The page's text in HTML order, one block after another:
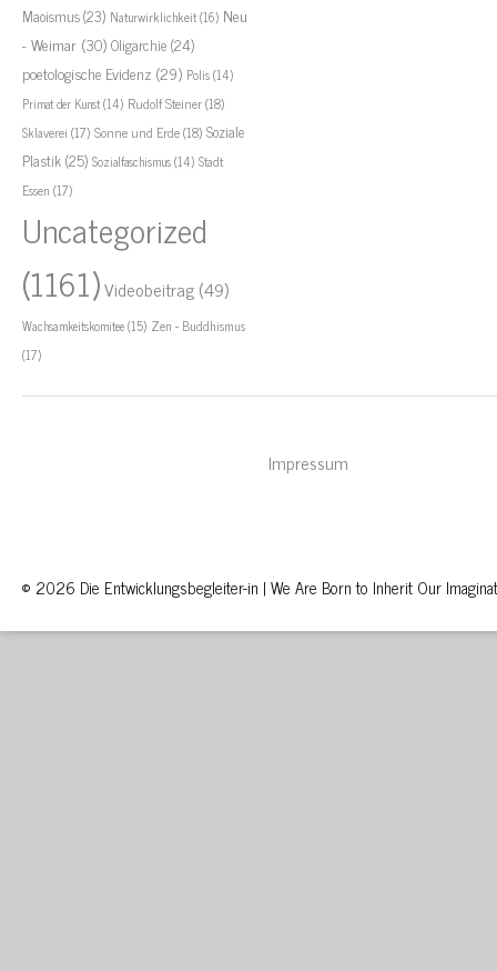
Maoismus(23) Naturwirklichkeit(16) Neu
- Weimar (30)Oligarchie(24)
poetologische Evidenz (29) Polis(14)
Primat der Kunst(14) Rudolf Steiner(18)
Sklaverei (17) Sonne und Erde(18) Soziale
Plastik(25) Sozialfaschismus(14) Stadt
Essen (17)
Uncategorized
(1161)Videobeitrag(49)
Wachsamkeitskomitee(15) Zen - Buddhismus
(17)
Impressum
© 2026 Die Entwicklungsbegleiter-in | We Are Born to Inherit Our